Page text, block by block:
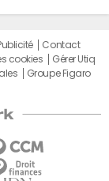
Contact
cookies
Gérer Utiq
Groupe Figaro